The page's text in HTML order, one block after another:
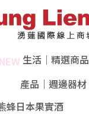
NEW 生活｜精選商品
產品｜週邊器材
蜂日本果實酒